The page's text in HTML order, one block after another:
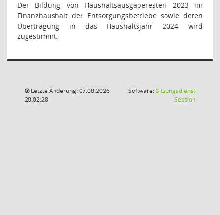
Der Bildung von Haushaltsausgaberesten 2023 im
Finanzhaushalt der Entsorgungsbetriebe sowie deren
Übertragung in das Haushaltsjahr 2024 wird
zugestimmt.
Letzte Änderung: 07.08.2026
20:02:28
Software:Sitzungsdienst
Session(Wird in